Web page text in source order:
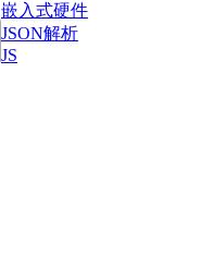
嵌入式硬件
JSON解析
JS